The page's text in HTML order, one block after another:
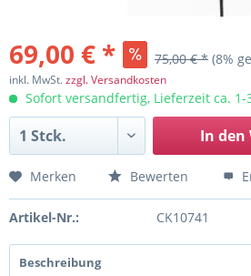
69,00 € * 75,00 € * (8%
inkl. MwSt.zzgl. Versandkosten
Sofort versandfertig, Lieferzeit ca. 1-
In den
Merken Bewerten
Artikel-Nr.: CK10741
Beschreibung